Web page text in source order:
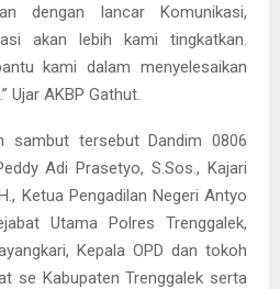
dengan lancar Komunikasi,
akan lebih kami tingkatkan.
kami dalam menyelesaikan
Ujar AKBP Gathut.
sambut tersebut Dandim 0806
Adi Prasetyo, S.Sos., Kajari
Ketua Pengadilan Negeri Antyo
Utama Polres Trenggalek,
Kepala OPD dan tokoh
se Kabupaten Trenggalek serta